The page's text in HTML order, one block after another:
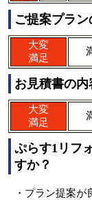
ご提案プラ
大変
満足
お見積書の
大変
満足
ぷらす1リフ
すか？
・プラン提案が